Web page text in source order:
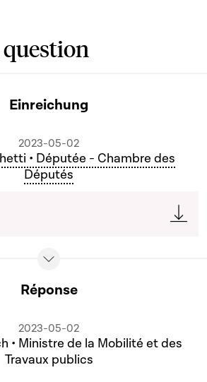
Einreichung
2023-05-02
• Députée - Chambre des
Députés
Réponse
2023-05-02
• Ministre de la Mobilité et des
Travaux publics